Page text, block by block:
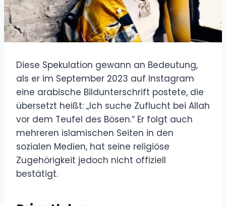
Diese Spekulation gewann an Bedeutung,
als er im September 2023 auf Instagram
eine arabische Bildunterschrift postete, die
übersetzt heißt: „Ich suche Zuflucht bei Allah
vor dem Teufel des Bösen.“ Er folgt auch
mehreren islamischen Seiten in den
sozialen Medien, hat seine religiöse
Zugehörigkeit jedoch nicht offiziell
bestätigt.